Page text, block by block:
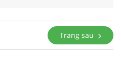
Trang sau